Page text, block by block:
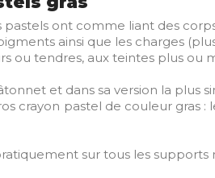
ont comme liant des
ainsi que les charges
ou tendres, aux teintes plus ou
et dans sa version la plus
crayon pastel de couleur gras
sur tous les supports